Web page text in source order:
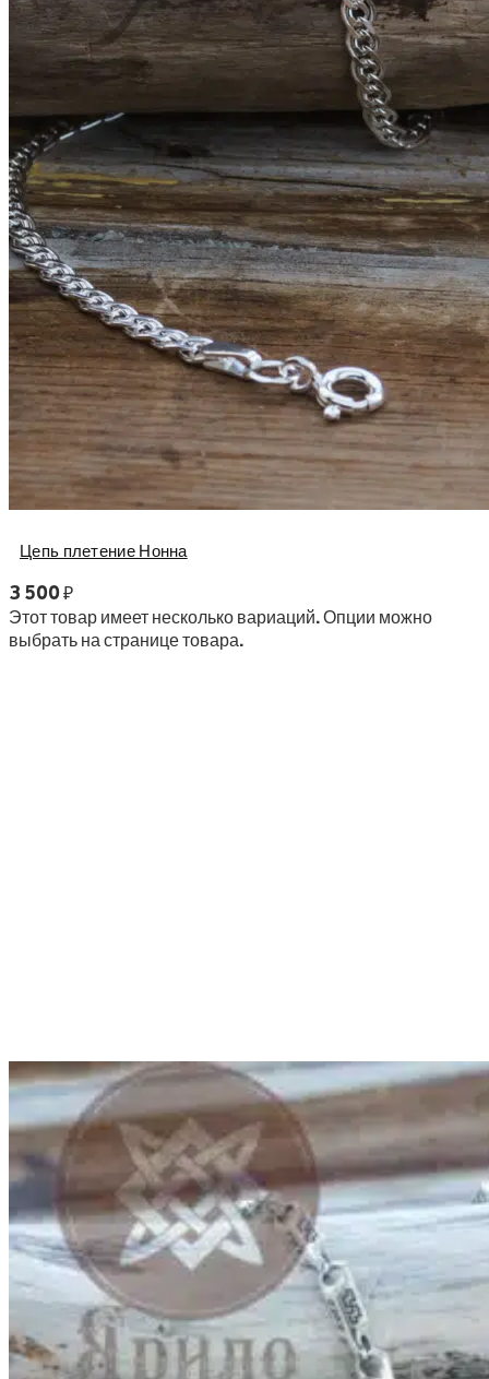
Цепь плетение Нонна
3 500₽
Этот товар имеет несколько вариаций. Опции можно
выбрать на странице товара.